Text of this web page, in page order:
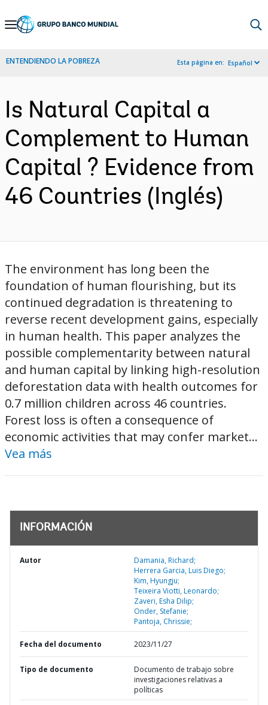
Skip
Navigation
ENTENDIENDO LA POBREZA Esta página en: Español
Is Natural Capital a
Complement to Human
Capital ? Evidence from
46 Countries (Inglés)
The environment has long been the
foundation of human flourishing, but its
continued degradation is threatening to
reverse recent development gains, especially
in human health. This paper analyzes the
possible complementarity between natural
and human capital by linking high-resolution
deforestation data with health outcomes for
0.7 million children across 46 countries.
Forest loss is often a consequence of
economic activities that may confer market...
Vea más
INFORMACIÓN
Autor
Damania, Richard;
Herrera Garcia, Luis Diego;
Kim, Hyungju;
Teixeira Viotti, Leonardo;
Zaveri, Esha Dilip;
Onder, Stefanie;
Pantoja, Chrissie;
Fecha del documento 2023/11/27
Tipo de documento
Documento de trabajo sobre
investigaciones relativas a
políticas